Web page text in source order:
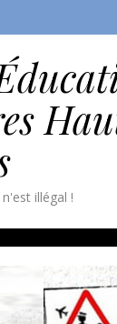
illégal !